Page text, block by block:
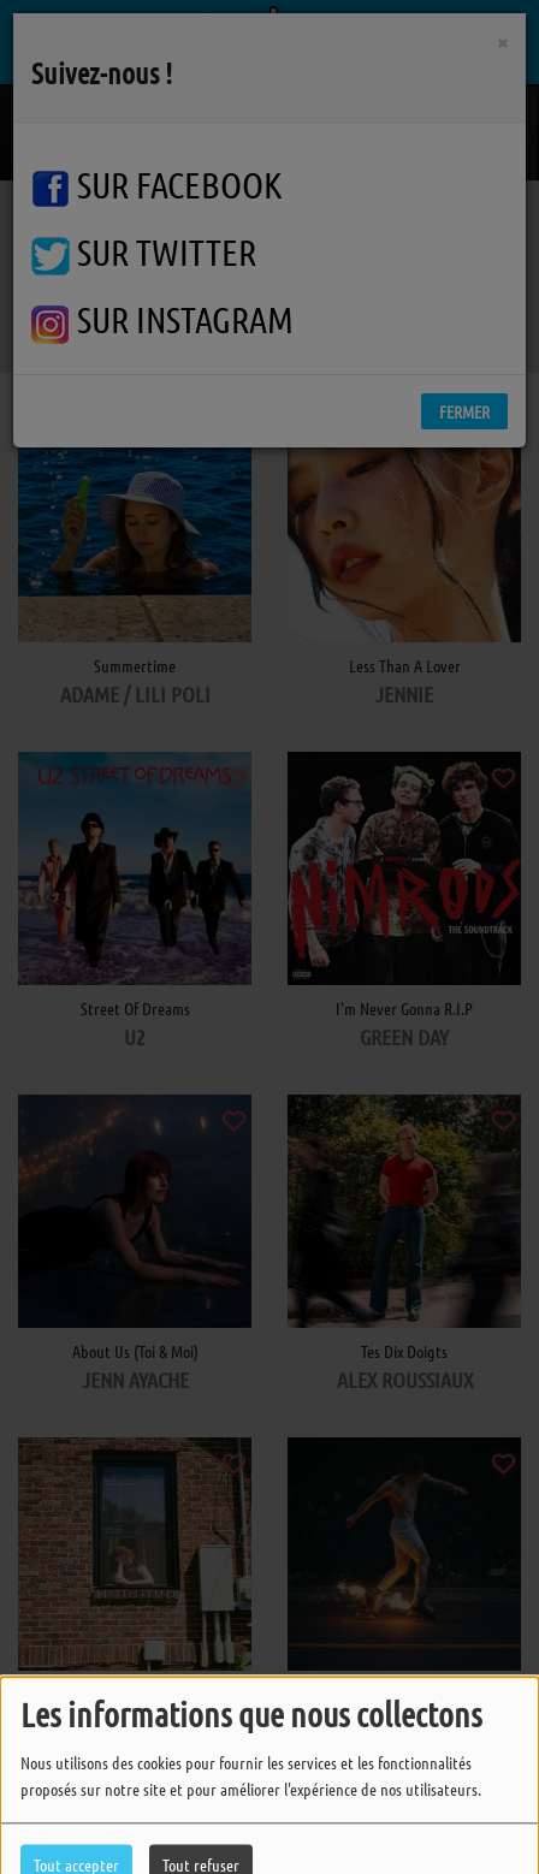
Les informations que nous collectons
Nous utilisons des cookies pour fournir les services et les fonctionnalités
proposés sur notre site et pour améliorer l'expérience de nos utilisateurs.
Tout accepter Tout refuser
La programmation musicale
La programmation musicale
Summertime
ADAME / LILI POLI
Less Than A Lover
JENNIE
Street Of Dreams
U2
I'm Never Gonna R.I.P
GREEN DAY
About Us (Toi & Moi)
JENN AYACHE
Tes Dix Doigts
ALEX ROUSSIAUX
GAYLE
The Time Of My Life
BENSON BOONE
×
Suivez-nous !
SUR FACEBOOK
SUR TWITTER
SUR INSTAGRAM
FERMER